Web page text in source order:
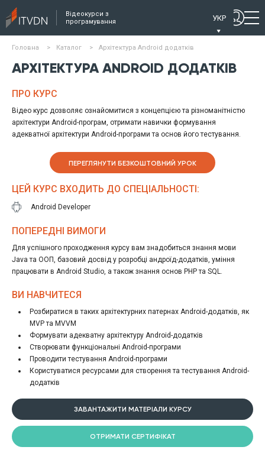
Відеокурси з
програмування
УКР
Головна > Каталог > Архітектура Android додатків
АРХІТЕКТУРА ANDROID ДОДАТКІВ
ПРО КУРС
Відео курс дозволяє ознайомитися з концепцією та різноманітністю
архітектури Android-програм, отримати навички формування
адекватної архітектури Android-програми та основ його тестування.
ПЕРЕГЛЯНУТИ БЕЗКОШТОВНИЙ УРОК
ЦЕЙ КУРС ВХОДИТЬ ДО СПЕЦІАЛЬНОСТІ:
Android Developer
ПОПЕРЕДНІ ВИМОГИ
Для успішного проходження курсу вам знадобиться знання мови
Java та ООП, базовий досвід у розробці андроїд-додатків, уміння
працювати в Android Studio, а також знання основ PHP та SQL.
ВИ НАВЧИТЕСЯ
Розбиратися в таких архітектурних патернах Android-додатків, як
MVP та MVVM
Формувати адекватну архітектуру Android-додатків
Створювати функціональні Android-програми
Проводити тестування Android-програми
Користуватися ресурсами для створення та тестування Android-
додатків
ЗАВАНТАЖИТИ МАТЕРІАЛИ КУРСУ
ОТРИМАТИ СЕРТИФІКАТ